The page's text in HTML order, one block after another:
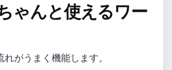
ゃんと使えるワー
がうまく機能します。